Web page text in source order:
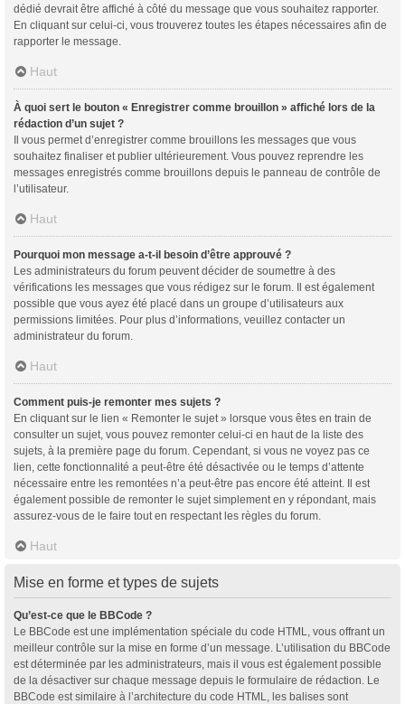
dédié devrait être affiché à côté du message que vous souhaitez rapporter.
En cliquant sur celui-ci, vous trouverez toutes les étapes nécessaires afin de
rapporter le message.
Haut
À quoi sert le bouton « Enregistrer comme brouillon » affiché lors de la
rédaction d’un sujet ?
Il vous permet d’enregistrer comme brouillons les messages que vous
souhaitez finaliser et publier ultérieurement. Vous pouvez reprendre les
messages enregistrés comme brouillons depuis le panneau de contrôle de
l’utilisateur.
Haut
Pourquoi mon message a-t-il besoin d’être approuvé ?
Les administrateurs du forum peuvent décider de soumettre à des
vérifications les messages que vous rédigez sur le forum. Il est également
possible que vous ayez été placé dans un groupe d’utilisateurs aux
permissions limitées. Pour plus d’informations, veuillez contacter un
administrateur du forum.
Haut
Comment puis-je remonter mes sujets ?
En cliquant sur le lien « Remonter le sujet » lorsque vous êtes en train de
consulter un sujet, vous pouvez remonter celui-ci en haut de la liste des
sujets, à la première page du forum. Cependant, si vous ne voyez pas ce
lien, cette fonctionnalité a peut-être été désactivée ou le temps d’attente
nécessaire entre les remontées n’a peut-être pas encore été atteint. Il est
également possible de remonter le sujet simplement en y répondant, mais
assurez-vous de le faire tout en respectant les règles du forum.
Haut
Mise en forme et types de sujets
Qu’est-ce que le BBCode ?
Le BBCode est une implémentation spéciale du code HTML, vous offrant un
meilleur contrôle sur la mise en forme d’un message. L’utilisation du BBCode
est déterminée par les administrateurs, mais il vous est également possible
de la désactiver sur chaque message depuis le formulaire de rédaction. Le
BBCode est similaire à l’architecture du code HTML, les balises sont